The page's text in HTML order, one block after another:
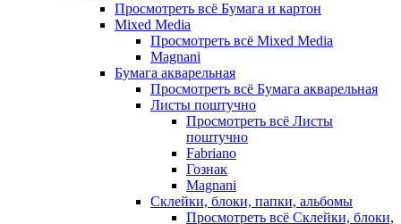
Просмотреть всё Бумага и картон
Mixed Media
Просмотреть всё Mixed Media
Magnani
Бумага акварельная
Просмотреть всё Бумага акварельная
Листы поштучно
Просмотреть всё Листы
поштучно
Fabriano
Гознак
Magnani
Склейки, блоки, папки, альбомы
Просмотреть всё Склейки, блоки,